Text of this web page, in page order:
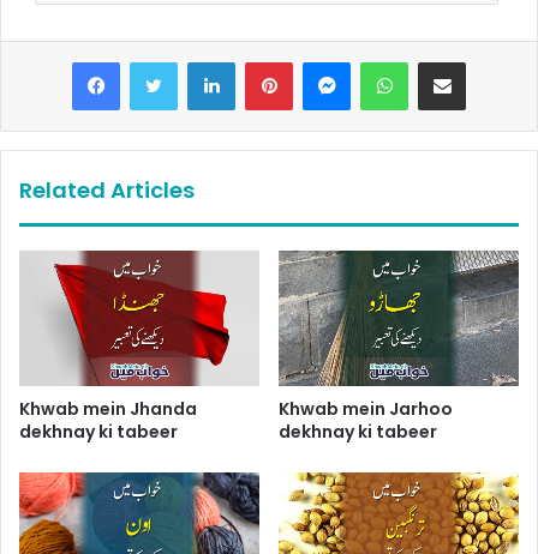
LinkedInPinterestMessengerWhatsAppShare via Email
Related Articles
Khwab mein Jhanda
dekhnay ki tabeer
Khwab mein Jarhoo
dekhnay ki tabeer